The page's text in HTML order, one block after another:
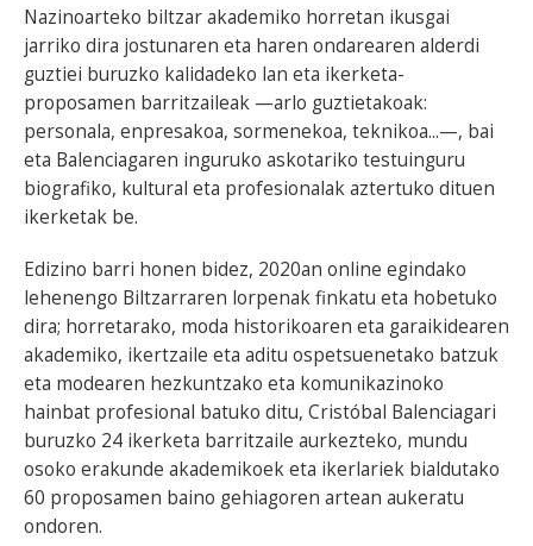
Nazinoarteko biltzar akademiko horretan ikusgai
jarriko dira jostunaren eta haren ondarearen alderdi
guztiei buruzko kalidadeko lan eta ikerketa-
proposamen barritzaileak —arlo guztietakoak:
personala, enpresakoa, sormenekoa, teknikoa...—, bai
eta Balenciagaren inguruko askotariko testuinguru
biografiko, kultural eta profesionalak aztertuko dituen
ikerketak be.
Edizino barri honen bidez, 2020an online egindako
lehenengo Biltzarraren lorpenak finkatu eta hobetuko
dira; horretarako, moda historikoaren eta garaikidearen
akademiko, ikertzaile eta aditu ospetsuenetako batzuk
eta modearen hezkuntzako eta komunikazinoko
hainbat profesional batuko ditu, Cristóbal Balenciagari
buruzko 24 ikerketa barritzaile aurkezteko, mundu
osoko erakunde akademikoek eta ikerlariek bialdutako
60 proposamen baino gehiagoren artean aukeratu
ondoren.